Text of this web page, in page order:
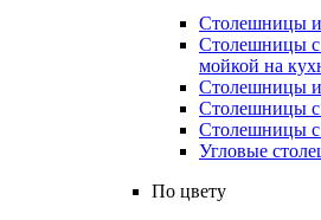
Столешницы
Столешницы с
мойкой на
Столешницы и
Столешницы с
Столешницы
Угловые
По цвету